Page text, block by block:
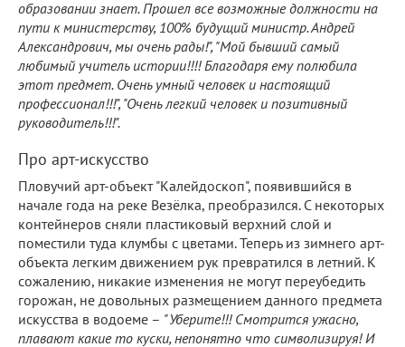
образовании знает. Прошел все возможные должности на
пути к министерству, 100% будущий министр. Андрей
Александрович, мы очень рады!", "Мой бывший самый
любимый учитель истории!!!! Благодаря ему полюбила
этот предмет. Очень умный человек и настоящий
профессионал!!!", "Очень легкий человек и позитивный
руководитель!!!".
Про арт-искусство
Пловучий арт-объект "Калейдоскоп", появившийся в
начале года на реке Везёлка, преобразился. С некоторых
контейнеров сняли пластиковый верхний слой и
поместили туда клумбы с цветами. Теперь из зимнего арт-
объекта легким движением рук превратился в летний. К
сожалению, никакие изменения не могут переубедить
горожан, не довольных размещением данного предмета
искусства в водоеме – "Уберите!!! Смотрится ужасно,
плавают какие то куски, непонятно что символизируя! И